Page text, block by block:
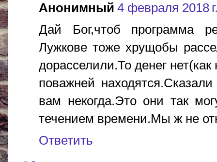
Анонимный 4 февраля 2018
Дай Бог,чтоб программа
Лужкове тоже хрущобы
дорасселили.То денег
поважней
вам некогда.Это они так
течением времени.Мы ж не
Ответить